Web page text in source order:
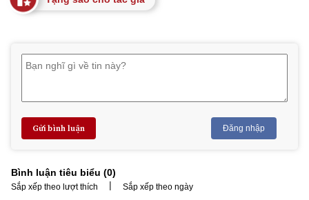
Gửi bình luận Đăng nhập
Bình luận tiêu biểu (0)
Sắp xếp theo lượt thích | Sắp xếp theo ngày